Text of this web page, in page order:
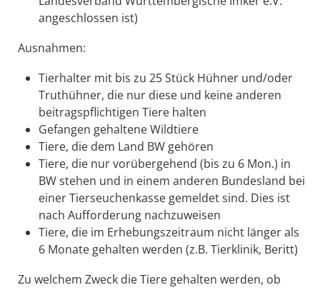
angeschlossen ist)
Ausnahmen:
Tierhalter mit bis zu 25 Stück Hühner und/oder
Truthühner, die nur diese und keine anderen
beitragspflichtigen Tiere halten
Gefangen gehaltene Wildtiere
Tiere, die dem Land BW gehören
Tiere, die nur vorübergehend (bis zu 6 Mon.) in
BW stehen und in einem anderen Bundesland bei
einer Tierseuchenkasse gemeldet sind. Dies ist
nach Aufforderung nachzuweisen
Tiere, die im Erhebungszeitraum nicht länger als
6 Monate gehalten werden (z.B. Tierklinik, Beritt)
Zu welchem Zweck die Tiere gehalten werden, ob